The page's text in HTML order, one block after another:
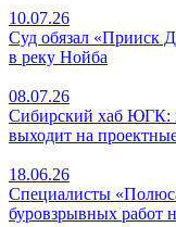
10.07.26
Суд обязал «Прииск
в реку Нойба
08.07.26
Сибирский хаб ЮГК:
выходит на
18.06.26
Специалисты
буровзрывных работ